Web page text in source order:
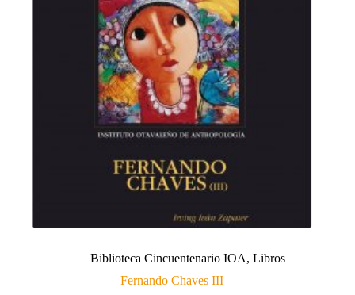
Biblioteca Cincuentenario IOA,Libros
Fernando Chaves III